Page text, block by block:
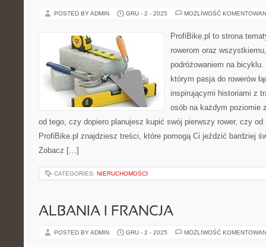
POSTED BY ADMIN GRU - 2 - 2025 MOŻLIWOŚĆ
ProfiBike.pl to strona
rowerom oraz
podróżowaniem na bicyklu.
którym pasja do rowerów
inspirującymi historiami z
osób na każdym poziomie
od tego, czy dopiero planujesz kupić swój pierwszy rower, czy
ProfiBike.pl znajdziesz treści, które pomogą Ci jeździć bardziej
Zobacz […]
CATEGORIES: NIERUCHOMOŚCI
ALBANIA I FRANCJA
POSTED BY ADMIN GRU - 2 - 2025 MOŻLIWOŚĆ